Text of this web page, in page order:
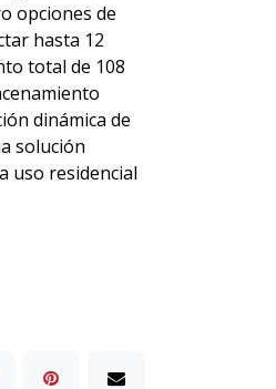
opciones de
hasta 12
total de 108
dinámica de
solución
uso residencial